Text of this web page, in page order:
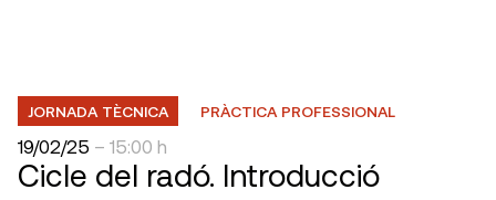
JORNADA TÈCNICA PRÀCTICA PROFESSIONAL
19/02/25 – 15:00 h
Cicle del radó. Introducció